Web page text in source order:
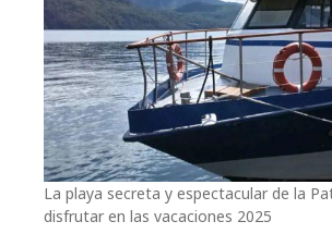
La playa secreta y espectacular de la
disfrutar en las vacaciones 2025